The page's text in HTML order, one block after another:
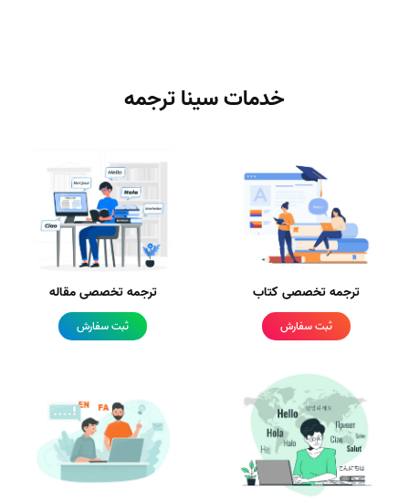
خدمات سینا ترجمه
ترجمه تخصصی کتاب
ثبت سفارش
ترجمه تخصصی مقاله
ثبت سفارش